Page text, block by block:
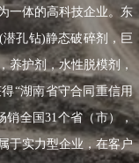
一体的高科技企业。东
孔钻)静态破碎剂，巨
养护剂，水性脱模剂，
“湖南省守合同重信用
销全国31个省（市），
于实力型企业，在客户